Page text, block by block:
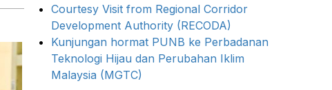
Courtesy Visit from Regional Corridor
Development Authority (RECODA)
Kunjungan hormat PUNB ke Perbadanan
Teknologi Hijau dan Perubahan Iklim
Malaysia (MGTC)